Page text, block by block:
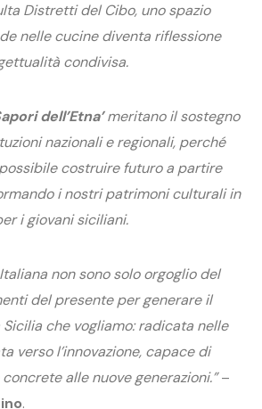
Distretti del Cibo, uno spazio
nelle cucine diventa riflessione
condivisa.
dell’Etna’meritano il sostegno
nazionali e regionali, perché
costruire futuro a partire
i nostri patrimoni culturali in
i giovani siciliani.
non sono solo orgoglio del
del presente per generare il
che vogliamo: radicata nelle
verso l’innovazione, capace di
alle nuove generazioni.”–
.